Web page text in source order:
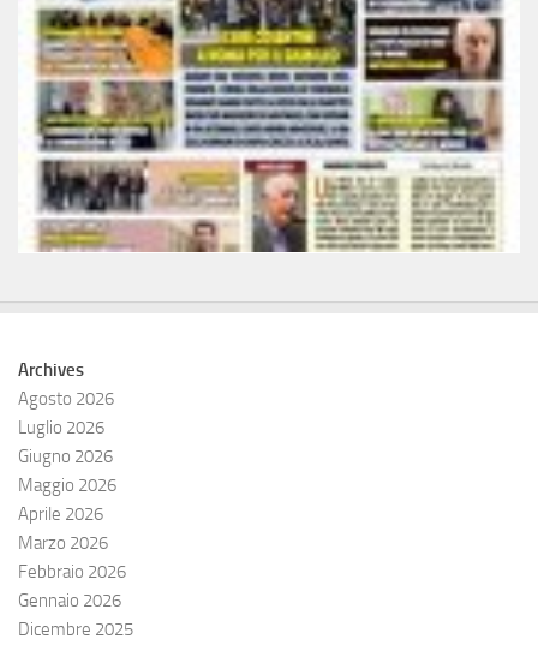
Archives
Agosto 2026
Luglio 2026
Giugno 2026
Maggio 2026
Aprile 2026
Marzo 2026
Febbraio 2026
Gennaio 2026
Dicembre 2025